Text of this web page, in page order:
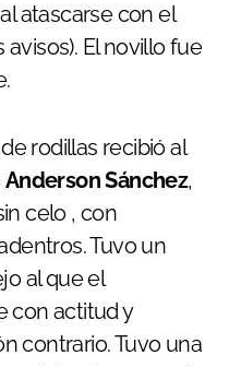
atascarse con el
El novillo fue
rodillas recibió al
Anderson Sánchez,
celo , con
Tuvo un
al que el
con actitud y
contrario. Tuvo una